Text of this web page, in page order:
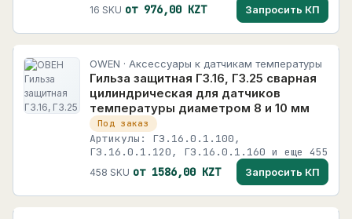
16 SKU от 976,00 KZT Запросить КП
OWEN · Аксессуары к датчикам температуры
Гильза защитная ГЗ.16, ГЗ.25 сварная
цилиндрическая для датчиков
температуры диаметром 8 и 10 мм
Под заказ
Артикулы: ГЗ.16.0.1.100,
ГЗ.16.0.1.120, ГЗ.16.0.1.160 и еще 455
458 SKU от 1586,00 KZT Запросить КП